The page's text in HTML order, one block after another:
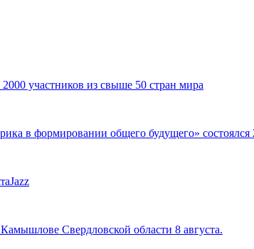
участников из свыше 50 стран мира
в формировании общего будущего» состоялся
Свердловской области 8 августа.